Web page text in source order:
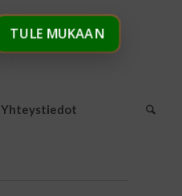
Yhteystiedot
TULE MUKAAN